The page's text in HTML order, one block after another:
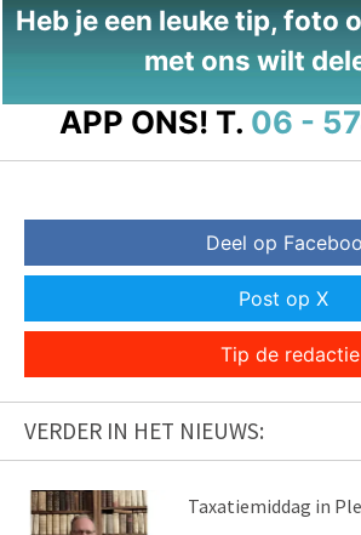
Heb je een leuke tip, foto
met ons wilt
APP ONS! T. 06 -
Deel op
Post op X
Tip de redactie
VERDER IN HET NIEUWS:
Taxatiemiddag in